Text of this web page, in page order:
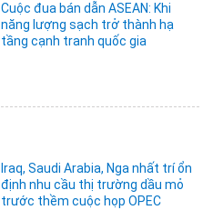
Cuộc đua bán dẫn ASEAN: Khi
năng lượng sạch trở thành hạ
tầng cạnh tranh quốc gia
Iraq, Saudi Arabia, Nga nhất trí ổn
định nhu cầu thị trường dầu mỏ
trước thềm cuộc họp OPEC